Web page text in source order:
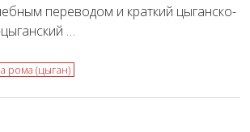
переводом и краткий цыганско-
…
рома (цыган)